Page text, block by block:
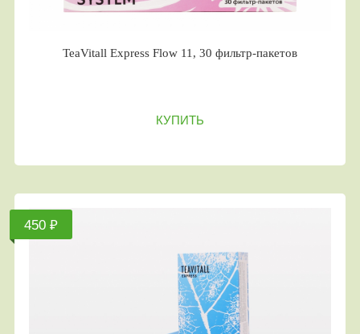
TeaVitall Express Flow 11, 30 фильтр-пакетов
КУПИТЬ
450 ₽